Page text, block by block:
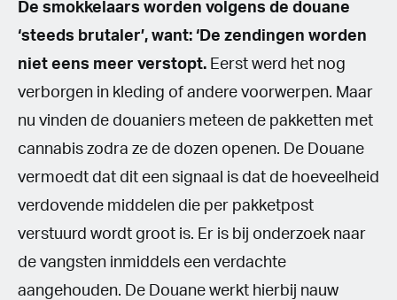
De smokkelaars worden volgens de douane
‘steeds brutaler’, want: ‘De zendingen worden
niet eens meer verstopt. Eerst werd het nog
verborgen in kleding of andere voorwerpen. Maar
nu vinden de douaniers meteen de pakketten met
cannabis zodra ze de dozen openen. De Douane
vermoedt dat dit een signaal is dat de hoeveelheid
verdovende middelen die per pakketpost
verstuurd wordt groot is. Er is bij onderzoek naar
de vangsten inmiddels een verdachte
aangehouden. De Douane werkt hierbij nauw